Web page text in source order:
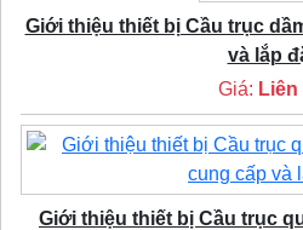
Giới thiệu thiết bị Cầu trục
và lắp
Giá: Liên
Giới thiệu thiết bị Cầu trục